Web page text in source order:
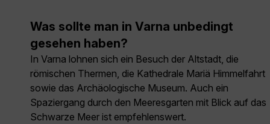
Was sollte man in Varna unbedingt
gesehen haben?
In Varna lohnen sich ein Besuch der Altstadt, die
römischen Thermen, die Kathedrale Mariä Himmelfahrt
sowie das Archäologische Museum. Auch ein
Spaziergang durch den Meeresgarten mit Blick auf das
Schwarze Meer ist empfehlenswert.